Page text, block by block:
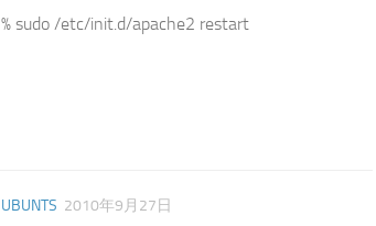
% sudo /etc/init.d/apache2 restart
UBUNTS 2010年9月27日